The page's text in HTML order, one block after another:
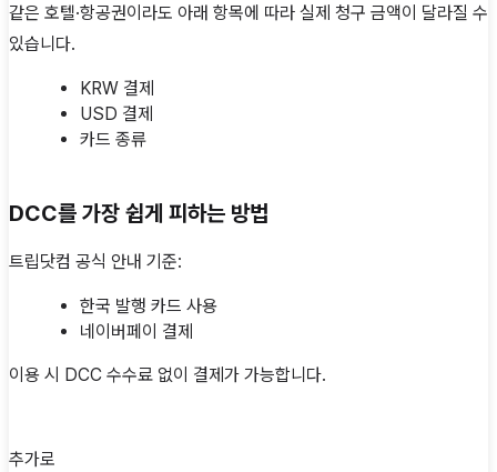
같은 호텔·항공권이라도 아래 항목에 따라 실제 청구 금액이 달라질 수
있습니다.
KRW 결제
USD 결제
카드 종류
DCC를 가장 쉽게 피하는 방법
트립닷컴 공식 안내 기준:
한국 발행 카드 사용
네이버페이 결제
이용 시 DCC 수수료 없이 결제가 가능합니다.
추가로